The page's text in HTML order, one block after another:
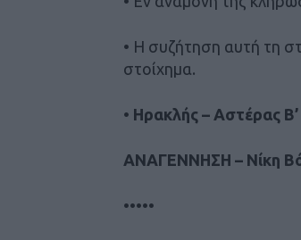
• Η συζήτηση αυτή τη
στοίχημα.
• Hρακλής – Αστέρας Β’
ΑΝΑΓΕΝΝΗΣΗ – Νίκη
•••••